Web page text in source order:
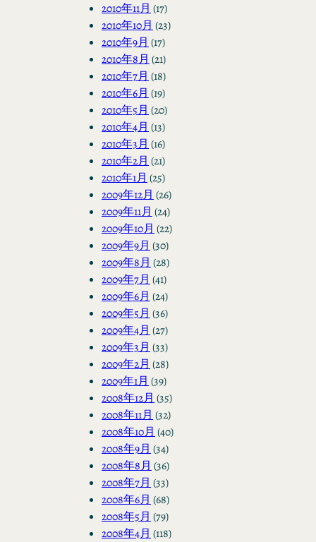
2010年11月 (17)
2010年10月 (23)
2010年9月 (17)
2010年8月 (21)
2010年7月 (18)
2010年6月 (19)
2010年5月 (20)
2010年4月 (13)
2010年3月 (16)
2010年2月 (21)
2010年1月 (25)
2009年12月 (26)
2009年11月 (24)
2009年10月 (22)
2009年9月 (30)
2009年8月 (28)
2009年7月 (41)
2009年6月 (24)
2009年5月 (36)
2009年4月 (27)
2009年3月 (33)
2009年2月 (28)
2009年1月 (39)
2008年12月 (35)
2008年11月 (32)
2008年10月 (40)
2008年9月 (34)
2008年8月 (36)
2008年7月 (33)
2008年6月 (68)
2008年5月 (79)
2008年4月 (118)